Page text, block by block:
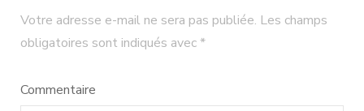
Votre adresse e-mail ne sera pas publiée. Les champs
obligatoires sont indiqués avec*
Commentaire